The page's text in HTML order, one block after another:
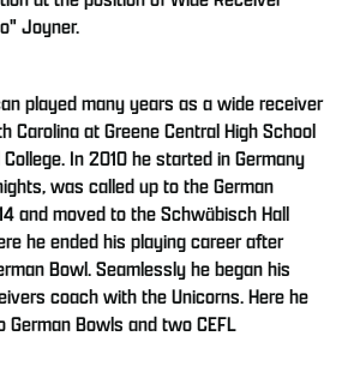
Joyner.
played many years as a wide receiver
Carolina at Greene Central High School
In 2010 he started in Germany
was called up to the German
and moved to the Schwäbisch Hall
he ended his playing career after
Bowl. Seamlessly he began his
coach with the Unicorns. Here he
Bowls and two CEFL